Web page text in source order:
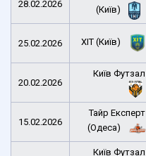
28.02.2026
(Київ)
25.02.2026 ХІТ (Київ)
20.02.2026
Київ Футзал
15.02.2026
Тайр Експерт
(Одеса)
Київ Футзал